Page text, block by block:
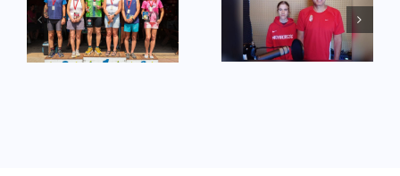
Vezetőedzőnk
a
rádióstúdióban
Történelmi
bronzérem